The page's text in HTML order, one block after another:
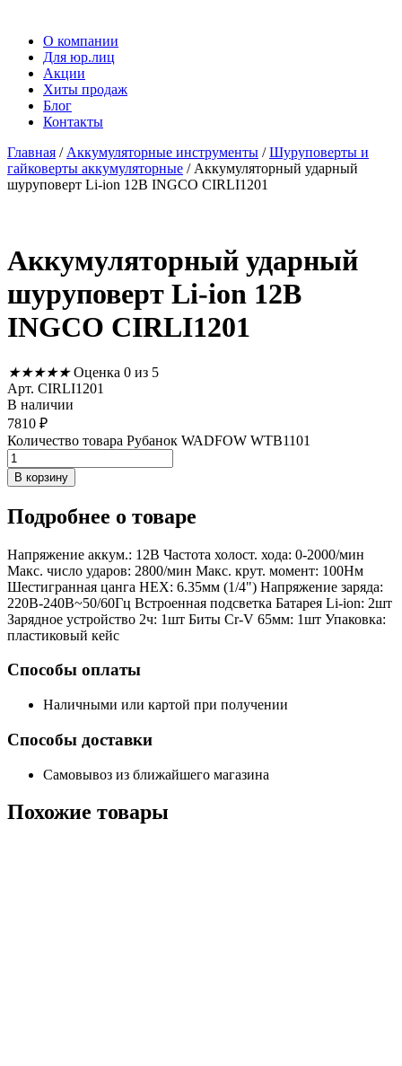
О компании
Для юр.лиц
Акции
Хиты продаж
Блог
Контакты
Главная / Аккумуляторные инструменты /Шуруповерты и
гайковерты аккумуляторные / Аккумуляторный ударный
шуруповерт Li-ion 12В INGCO CIRLI1201
Аккумуляторный ударный
шуруповерт Li-ion 12В
INGCO CIRLI1201
★★★★★ Оценка 0 из 5
Арт. CIRLI1201
В наличии
7810 ₽
Количество товара Рубанок WADFOW WTB1101
В корзину
Подробнее о товаре
Напряжение аккум.: 12В Частота холост. хода: 0-2000/мин
Макс. число ударов: 2800/мин Макс. крут. момент: 100Нм
Шестигранная цанга НЕХ: 6.35мм (1/4") Напряжение заряда:
220В-240В~50/60Гц Встроенная подсветка Батарея Li-ion: 2шт
Зарядное устройство 2ч: 1шт Биты Cr-V 65мм: 1шт Упаковка:
пластиковый кейс
Способы оплаты
Наличными или картой при получении
Способы доставки
Самовывоз из ближайшего магазина
Похожие товары